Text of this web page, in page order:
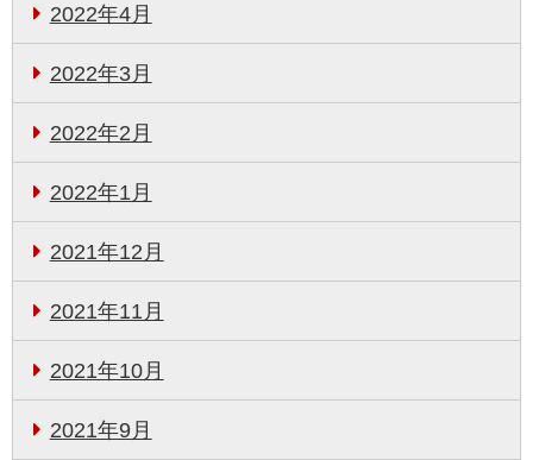
2022年4月
2022年3月
2022年2月
2022年1月
2021年12月
2021年11月
2021年10月
2021年9月